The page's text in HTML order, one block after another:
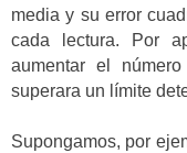
media y su error
cada lectura. Por
aumentar el
superara un límite
Supongamos, por